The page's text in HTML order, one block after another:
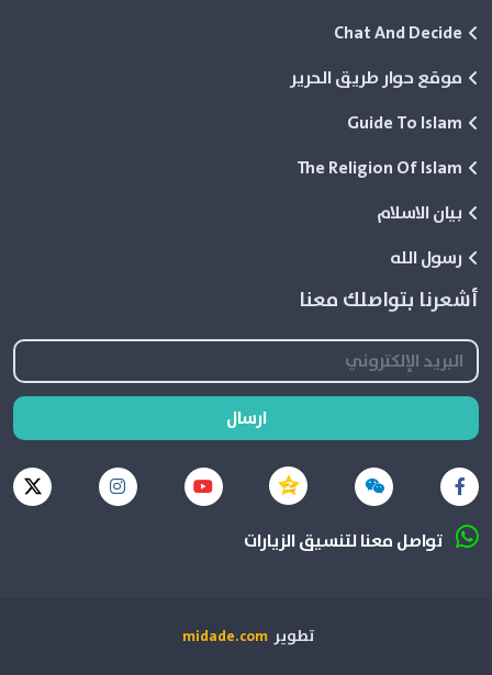
Chat And Decide
موقع حوار طريق الحرير
Guide To Islam
The Religion Of Islam
بيان الاسلام
رسول الله
أشعرنا بتواصلك معنا
ارسال
تواصل معنا لتنسيق الزيارات
تطوير midade.com